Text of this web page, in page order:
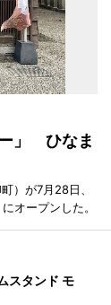
」 ひなま
）が7月28日、
オープンした。
スタンド モ